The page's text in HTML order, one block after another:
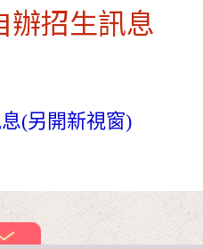
辦招生訊息
(另開新視窗)